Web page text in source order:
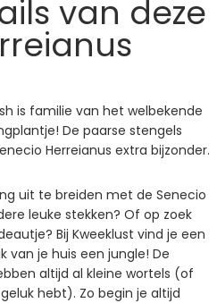
van deze
is familie van het welbekende
De paarse stengels
Herreianus extra bijzonder.
uit te breiden met de Senecio
leuke stekken? Of op zoek
Bij Kweeklust vind je een
van je huis een jungle! De
altijd al kleine wortels (of
hebt). Zo begin je altijd